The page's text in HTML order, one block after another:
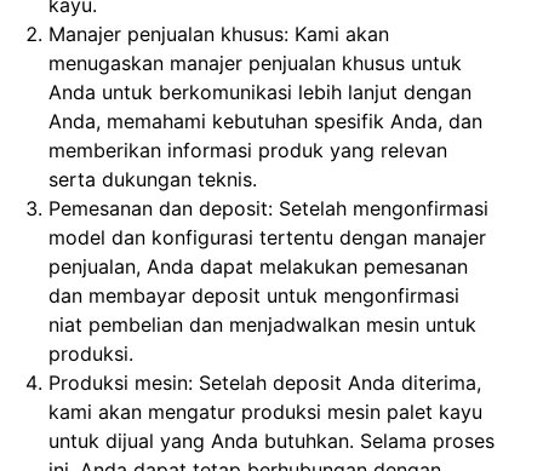
Manajer penjualan khusus: Kami akan
menugaskan manajer penjualan khusus untuk
Anda untuk berkomunikasi lebih lanjut dengan
Anda, memahami kebutuhan spesifik Anda, dan
memberikan informasi produk yang relevan
serta dukungan teknis.
Pemesanan dan deposit: Setelah mengonfirmasi
model dan konfigurasi tertentu dengan manajer
penjualan, Anda dapat melakukan pemesanan
dan membayar deposit untuk mengonfirmasi
niat pembelian dan menjadwalkan mesin untuk
produksi.
Produksi mesin: Setelah deposit Anda diterima,
kami akan mengatur produksi mesin palet kayu
untuk dijual yang Anda butuhkan. Selama proses